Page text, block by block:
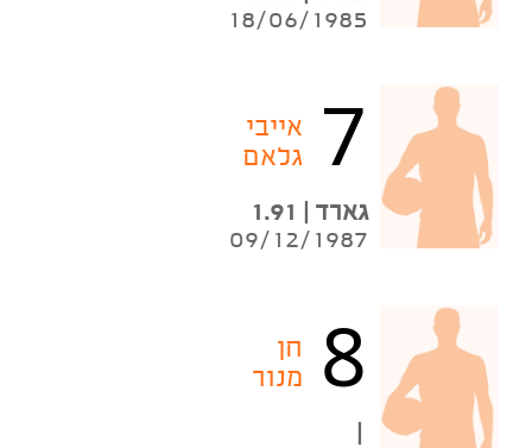
18/06/1985
7
אייבי
גלאם
גארד | 1.91
09/12/1987
8
חן
מנור